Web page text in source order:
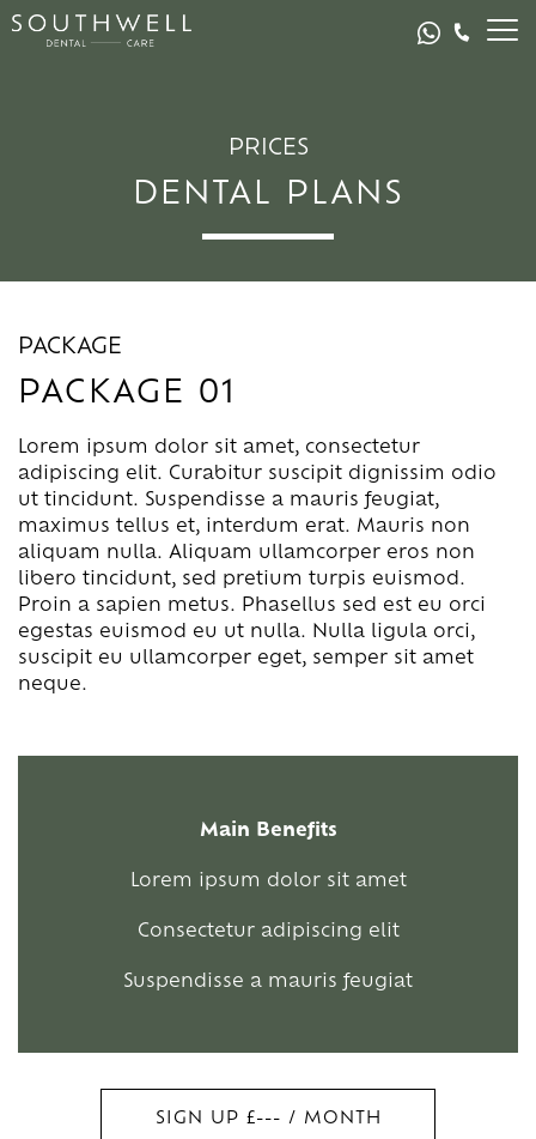
PRICES
DENTAL PLANS
PACKAGE
PACKAGE 01
Lorem ipsum dolor sit amet, consectetur
adipiscing elit. Curabitur suscipit dignissim odio
ut tincidunt. Suspendisse a mauris feugiat,
maximus tellus et, interdum erat. Mauris non
aliquam nulla. Aliquam ullamcorper eros non
libero tincidunt, sed pretium turpis euismod.
Proin a sapien metus. Phasellus sed est eu orci
egestas euismod eu ut nulla. Nulla ligula orci,
suscipit eu ullamcorper eget, semper sit amet
neque.
Main Benefits
Lorem ipsum dolor sit amet
Consectetur adipiscing elit
Suspendisse a mauris feugiat
SIGN UP £--- / MONTH